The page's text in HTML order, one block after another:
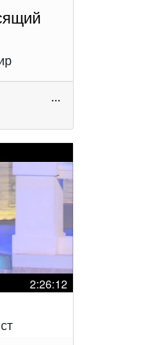
...
2:26:12